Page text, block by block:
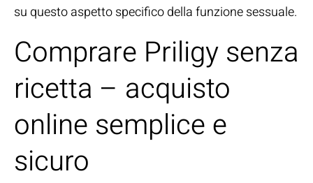
su questo aspetto specifico della funzione sessuale.
Comprare Priligy senza
ricetta – acquisto
online semplice e
sicuro